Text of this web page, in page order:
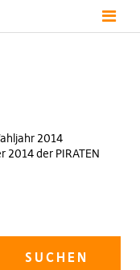
2014
der PIRATEN